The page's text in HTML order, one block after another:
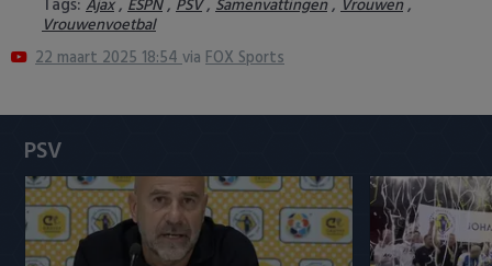
PEC Zwolle
PSV
SC Heerenveen
Sparta
Ajax ESPN PSV Samenvattingen Vrouwen
Vrouwenvoetbal
22 maart 2025 18:54via FOX Sports
PSV